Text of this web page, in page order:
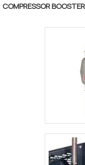
comparando a
suprimento.É
COMPRESSOR BOOSTER